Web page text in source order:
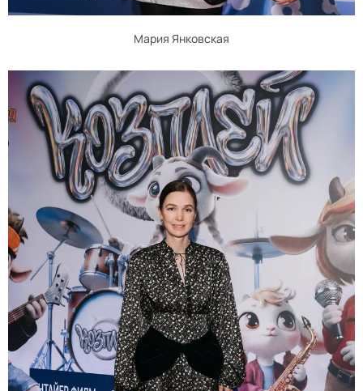
Мария Янковская